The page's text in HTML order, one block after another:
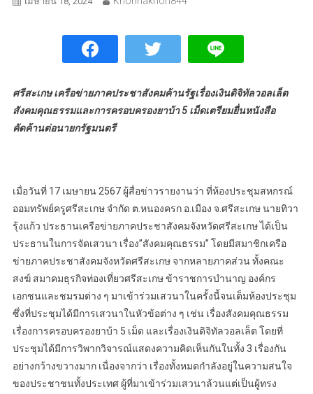
ศรีสะเกษ เครือข่ายภาคประชาสังคมค้านรัฐเรื่องเงินดิจิทัลวอลเล็ต
สังคมคุณธรรมและการครอบครองยาบ้า 5 เม็ดเตรียมยื่นหนังสือ
คัดค้านต่อนายกรัฐมนตรี
เมื่อวันที่ 17 เมษายน 2567 ผู้สื่อข่าวรายงานว่า ที่ห้องประชุมสหกรณ์
ออมทรัพย์ครูศรีสะเกษ จำกัด ต.หนองครก อ.เมือง จ.ศรีสะเกษ นายทิวา
รุ้งแก้ว ประธานเครือข่ายภาคประชาสังคมจังหวัดศรีสะเกษ ได้เป็น
ประธานในการจัดเสวนา เรื่อง”สังคมคุณธรรม” โดยมีสมาชิกเครือ
ข่ายภาคประชาสังคมจังหวัดศรีสะเกษ จากหลายภาคส่วน ทั้งคณะ
สงฆ์ สมาคมธุรกิจท่องเที่ยวศรีสะเกษ ข้าราชการบำนาญ องค์กร
เอกชนและชมรมต่าง ๆ มาเข้าร่วมเสวนาในครั้งนี้จนเต็มห้องประชุม
ซึ่งที่ประชุมได้มีการเสวนาในหัวข้อต่าง ๆ เช่น เรื่องสังคมคุณธรรม
เรื่องการครอบครองยาบ้า 5 เม็ด และเรื่องเงินดิจิทัลวอลเล็ต โดยที่
ประชุมได้มีการวิพากวิจารณ์แสดงความคิดเห็นกันในทั้ง 3 เรื่องกัน
อย่างกว้างขวางมาก เนื่องจากว่า เรื่องทั้งหมดกำลังอยู่ในความสนใจ
ของประชาชนทั้งประเทศ ผู้ที่มาเข้าร่วมเสวนาล้วนแต่เป็นผู้ทรง